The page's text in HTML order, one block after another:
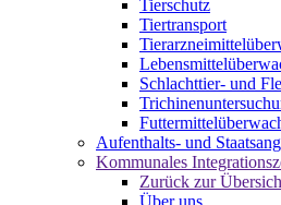
Tierschutz
Tiertransport
Schlachttier- und
Aufenthalts- und
Kommunales
Zurück zur
Über uns